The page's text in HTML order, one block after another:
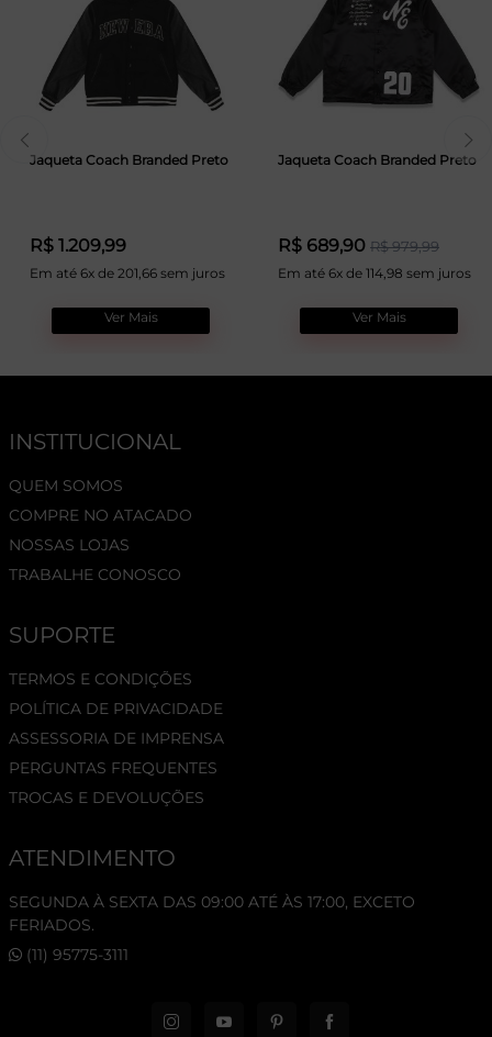
Jaqueta Coach Branded Preto
R$ 1.209,99
Em até 6x de 201,66 sem juros
Ver Mais
Jaqueta Coach Branded Preto
R$ 689,90 R$ 979,99
Em até 6x de 114,98 sem juros
Ver Mais
INSTITUCIONAL
QUEM SOMOS
COMPRE NO ATACADO
NOSSAS LOJAS
TRABALHE CONOSCO
SUPORTE
TERMOS E CONDIÇÕES
POLÍTICA DE PRIVACIDADE
ASSESSORIA DE IMPRENSA
PERGUNTAS FREQUENTES
TROCAS E DEVOLUÇÕES
ATENDIMENTO
SEGUNDA À SEXTA DAS 09:00 ATÉ ÀS 17:00, EXCETO
FERIADOS.
(11) 95775-3111